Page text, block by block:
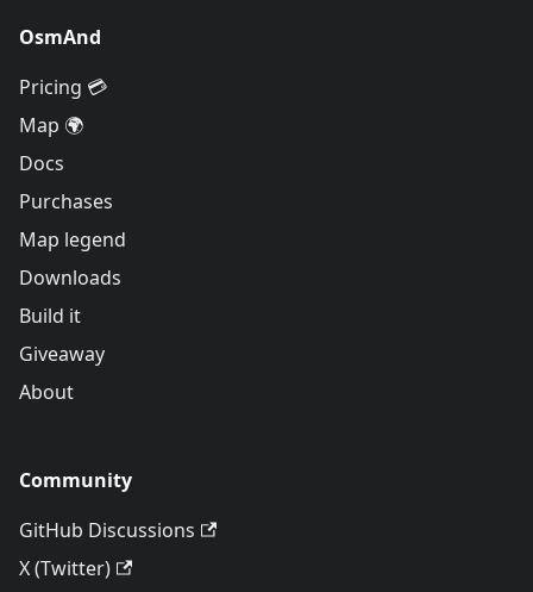
OsmAnd
Pricing 💳
Map 🌍
Docs
Purchases
Map legend
Downloads
Build it
Giveaway
About
Community
GitHub Discussions
X (Twitter)